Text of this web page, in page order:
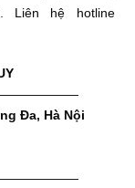
. Liên hệ hotline
Đa, Hà Nội